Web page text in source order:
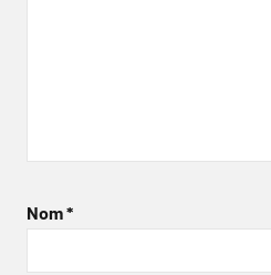
Nom*